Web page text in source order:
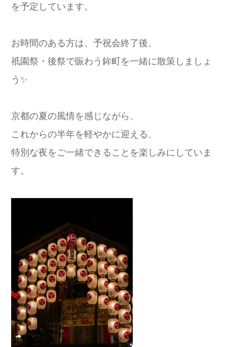
を予定しています。
お時間のある方は、予祝会終了後、
祇園祭・後祭で賑わう鉾町を一緒に散策しましょ
う✨
京都の夏の風情を感じながら、
これからの半年を軽やかに迎える、
特別な夜をご一緒できることを楽しみにしていま
す。